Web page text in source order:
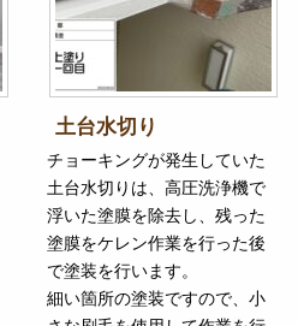
土台水切り
チョーキングが発生していた
土台水切りは、高圧洗浄機で
浮いた塗膜を除去し、残った
塗膜をケレン作業を行った後
で塗装を行います。
細い箇所の塗装ですので、小